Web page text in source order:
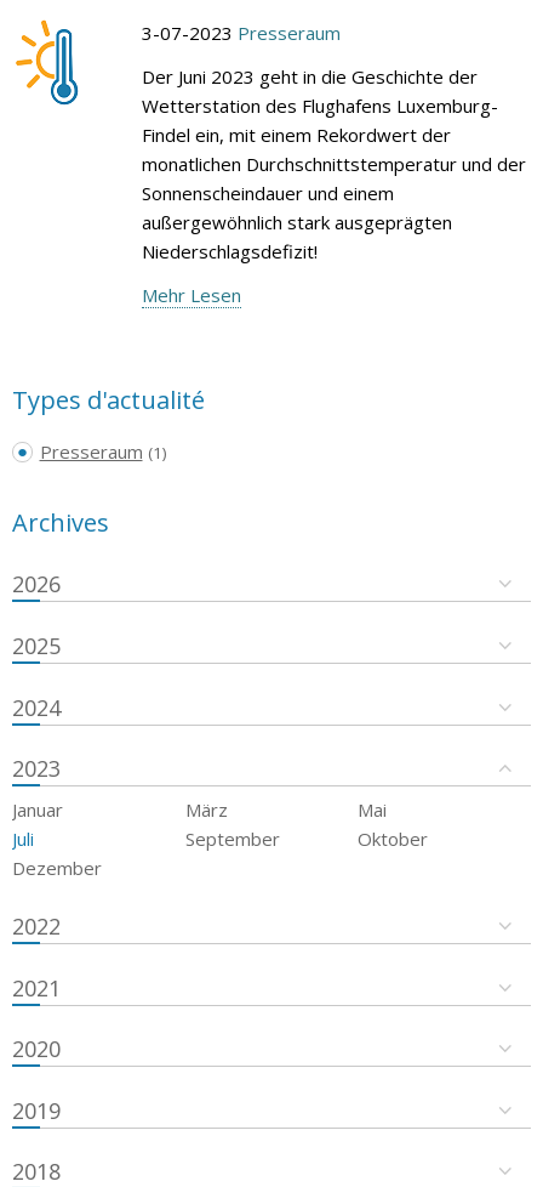
3-07-2023 Presseraum
Der Juni 2023 geht in die Geschichte der
Wetterstation des Flughafens Luxemburg-
Findel ein, mit einem Rekordwert der
monatlichen Durchschnittstemperatur und der
Sonnenscheindauer und einem
außergewöhnlich stark ausgeprägten
Niederschlagsdefizit!
Mehr Lesen
Types d'actualité
Presseraum (1)
Archives
2026
2025
2024
2023
Januar März
Mai
Juli
September
Oktober
Dezember
2022
2021
2020
2019
2018